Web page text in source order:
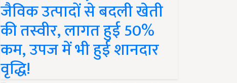
जैविक उत्पादों से बदली खेती
की तस्वीर, लागत हुई 50%
कम, उपज में भी हुई शानदार
वृद्धि!